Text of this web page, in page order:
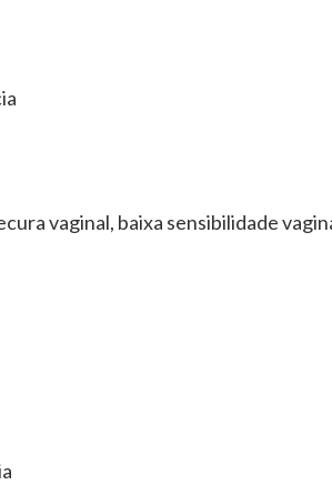
vaginal, baixa sensibilidade